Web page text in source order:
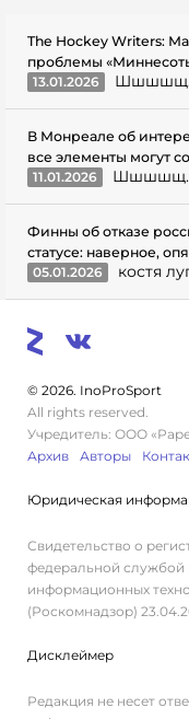
The Hockey Writers:
проблемы
13.01.2026
В Монреале об
все элементы могут
11.01.2026
Финны об отказе
статусе: наверное,
05.01.2026
костя
© 2026. InoProSport
All rights reserved.
Учредитель: ООО
Архив
Авторы
Юридическая
Свидетельство о
федеральной службой
информационных
(Роскомнадзор)
Дисклеймер
Редакция не несет